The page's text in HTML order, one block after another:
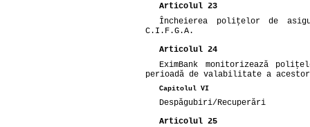
Articolul 23
Încheierea poliţelor de
C.I.F.G.A.
Articolul 24
EximBank monitorizează
perioadă de valabilitate a
Capitolul VI
Despăgubiri/Recuperări
Articolul 25